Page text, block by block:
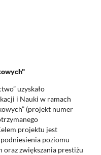
uzyskało
i Nauki w ramach
(projekt numer
projektu jest
poziomu
zwiększania prestiżu